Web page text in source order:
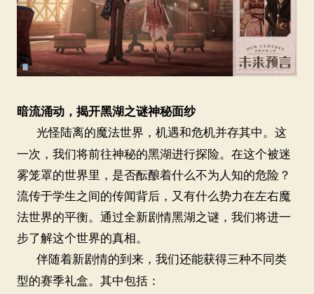
暗流涌动，揭开黑湖之谜神秘面纱
光怪陆离的魔法世界，机遇和危机并存其中。这
一次，我们将前往神秘的黑湖进行探险。在这个被迷
雾笼罩的世界里，是否酝酿着什么不为人知的危险？
流传于学生之间的传闻背后，又有什么势力在左右魔
法世界的平衡。通过全新剧情黑湖之谜，我们将进一
步了解这个世界的真相。
伴随着新剧情的到来，我们还能获得三种不同类
型的赛季礼盒。其中包括：